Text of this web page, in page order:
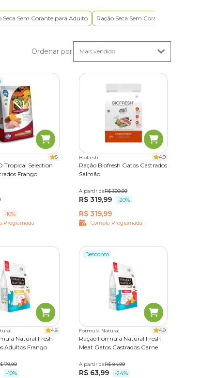
as
e
Seca Sem Corante para Adulto Ração Seca Sem Corante para Filhote
Ordenar por:
5
Tropical Selection
Frango
-10%
Programada
Biofresh 4.9
Ração Biofresh Gatos Castrados
Salmão
400 g 1,5 kg
A partir deR$ 399,99
R$ 319,99 -20%
R$ 319,99
Compra Programada
4.8
Natural Fresh
Adultos Frango
pac. Indiv. de 505g
79,99
-10%
Desconto
Formula Natural 4.9
Ração Fórmula Natural Fresh
Meat Gatos Castrados Carne
1 kg 10,1kg pac. Indiv. de 505g
A partir deR$ 84,99
R$ 63,99 -24%